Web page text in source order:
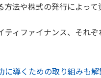
法や株式の発行によって
ィファイナンス、それ
に導くための取り組みも